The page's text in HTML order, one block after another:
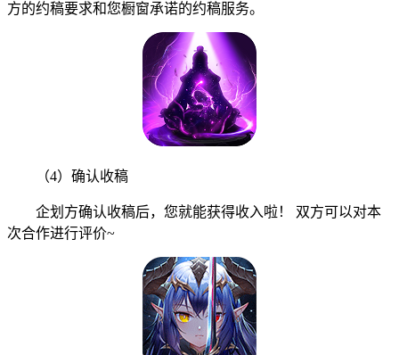
方的约稿要求和您橱窗承诺的约稿服务。
（4）确认收稿
企划方确认收稿后，您就能获得收入啦！ 双方可以对本
次合作进行评价~